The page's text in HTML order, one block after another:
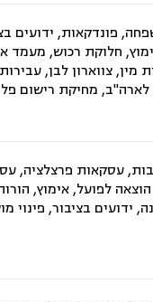
פונדקאות, ידועים
חלוקת רכוש, מעמד
צווארון לבן,
מחיקת רישום
עסקאות פרצלציה,
לפועל, אימוץ,
ידועים בציבור,